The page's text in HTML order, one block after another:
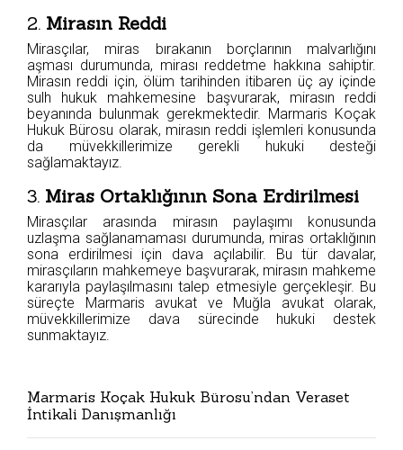
2. Mirasın Reddi
Mirasçılar, miras bırakanın borçlarının malvarlığını
aşması durumunda, mirası reddetme hakkına sahiptir.
Mirasın reddi için, ölüm tarihinden itibaren üç ay içinde
sulh hukuk mahkemesine başvurarak, mirasın reddi
beyanında bulunmak gerekmektedir. Marmaris Koçak
Hukuk Bürosu olarak, mirasın reddi işlemleri konusunda
da müvekkillerimize gerekli hukuki desteği
sağlamaktayız.
3. Miras Ortaklığının Sona Erdirilmesi
Mirasçılar arasında mirasın paylaşımı konusunda
uzlaşma sağlanamaması durumunda, miras ortaklığının
sona erdirilmesi için dava açılabilir. Bu tür davalar,
mirasçıların mahkemeye başvurarak, mirasın mahkeme
kararıyla paylaşılmasını talep etmesiyle gerçekleşir. Bu
süreçte Marmaris avukat ve Muğla avukat olarak,
müvekkillerimize dava sürecinde hukuki destek
sunmaktayız.
Marmaris Koçak Hukuk Bürosu’ndan Veraset
İntikali Danışmanlığı